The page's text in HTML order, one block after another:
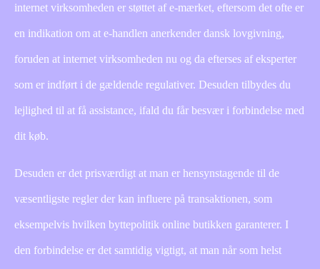
internet virksomheden er støttet af e-mærket, eftersom det ofte er
en indikation om at e-handlen anerkender dansk lovgivning,
foruden at internet virksomheden nu og da efterses af eksperter
som er indført i de gældende regulativer. Desuden tilbydes du
lejlighed til at få assistance, ifald du får besvær i forbindelse med
dit køb.
Desuden er det prisværdigt at man er hensynstagende til de
væsentligste regler der kan influere på transaktionen, som
eksempelvis hvilken byttepolitik online butikken garanterer. I
den forbindelse er det samtidig vigtigt, at man når som helst